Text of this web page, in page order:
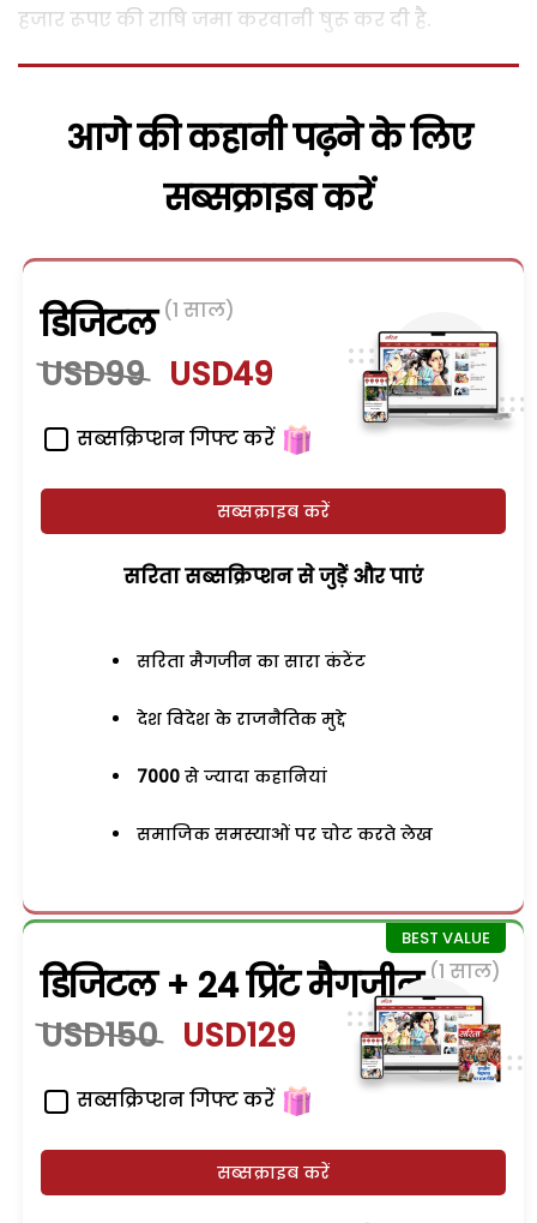
हजार रूपए की राषि जमा करवानी षुरू कर दी है.
आगे की कहानी पढ़ने के लिए
सब्सक्राइब करें
डिजिटल (1 साल)
USD99 USD49
सब्सक्रिप्शन गिफ्ट करें
सब्सक्राइब करें
सरिता सब्सक्रिप्शन से जुड़ेें और पाएं
सरिता मैगजीन का सारा कंटेंट
देश विदेश के राजनैतिक मुद्दे
7000 से ज्यादा कहानियां
समाजिक समस्याओं पर चोट करते लेख
डिजिटल + 24 प्रिंट मैगजीन (1 साल)
USD150 USD129
सब्सक्रिप्शन गिफ्ट करें
सब्सक्राइब करें